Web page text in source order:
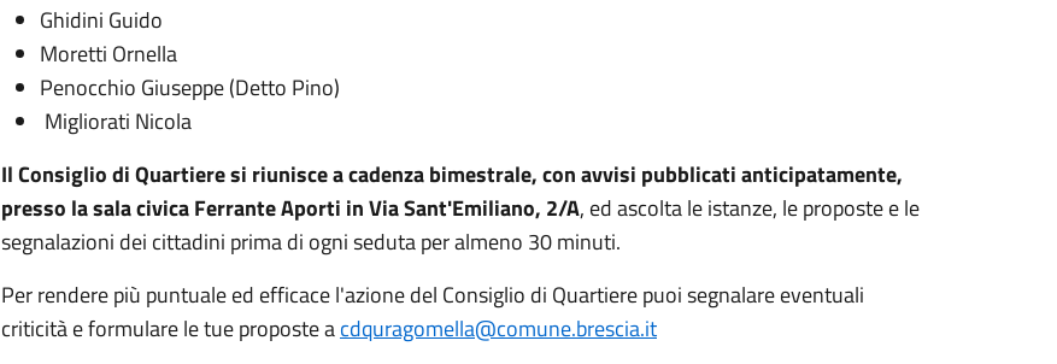
Ghidini Guido
Moretti Ornella
Penocchio Giuseppe (Detto Pino)
Migliorati Nicola
Il Consiglio di Quartiere si riunisce a cadenza bimestrale, con avvisi pubblicati anticipatamente,
presso la sala civica Ferrante Aporti in Via Sant'Emiliano, 2/A, ed ascolta le istanze, le proposte e le
segnalazioni dei cittadini prima di ogni seduta per almeno 30 minuti.
Per rendere più puntuale ed efficace l'azione del Consiglio di Quartiere puoi segnalare eventuali
criticità e formulare le tue proposte acdquragomella@comune.brescia.it